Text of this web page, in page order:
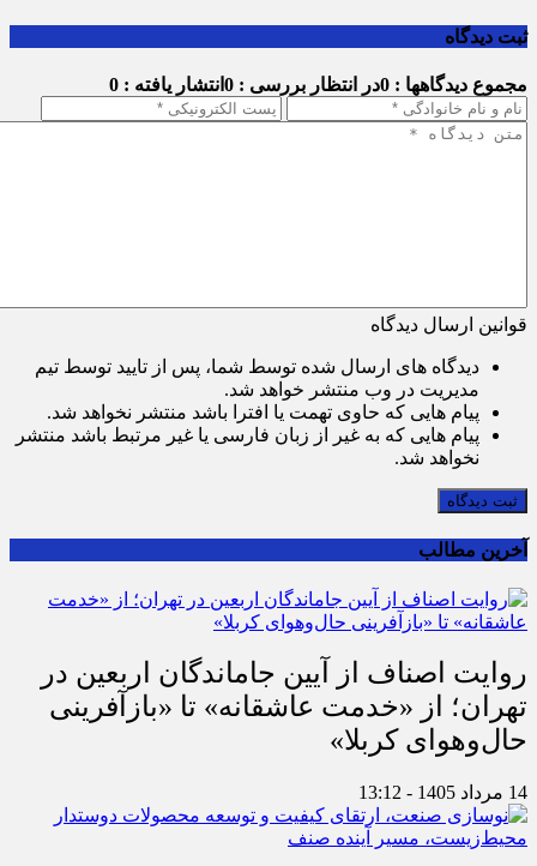
ثبت دیدگاه
مجموع دیدگاهها : 0 در انتظار بررسی : 0 انتشار یافته : 0
قوانین ارسال دیدگاه
دیدگاه های ارسال شده توسط شما، پس از تایید توسط تیم
مدیریت در وب منتشر خواهد شد.
پیام هایی که حاوی تهمت یا افترا باشد منتشر نخواهد شد.
پیام هایی که به غیر از زبان فارسی یا غیر مرتبط باشد منتشر
نخواهد شد.
ثبت دیدگاه
آخرین مطالب
روایت اصناف از آیین جاماندگان اربعین در
تهران؛ از «خدمت عاشقانه» تا «بازآفرینی
حال‌وهوای کربلا»
14 مرداد 1405 - 13:12